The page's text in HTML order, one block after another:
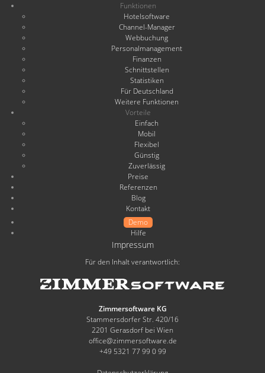
Funktionen
Hotelsoftware
Channel-Manager
Webbuchung
Personalmanagement
Finanzen
Schnittstellen
Statistiken
Für Deutschland
Weitere Funktionen
Vorteile
Einfach
Mobil
Flexibel
Günstig
Zuverlässig
Preise
Referenzen
Blog
Kontakt
Demo
Hilfe
Impressum
Für den Inhalt verantwortlich:
Zimmersoftware KG
Stammersdorfer Str. 420/16
2201 Gerasdorf bei Wien
office@zimmersoftware.de
+49 5321 77 99 0 99